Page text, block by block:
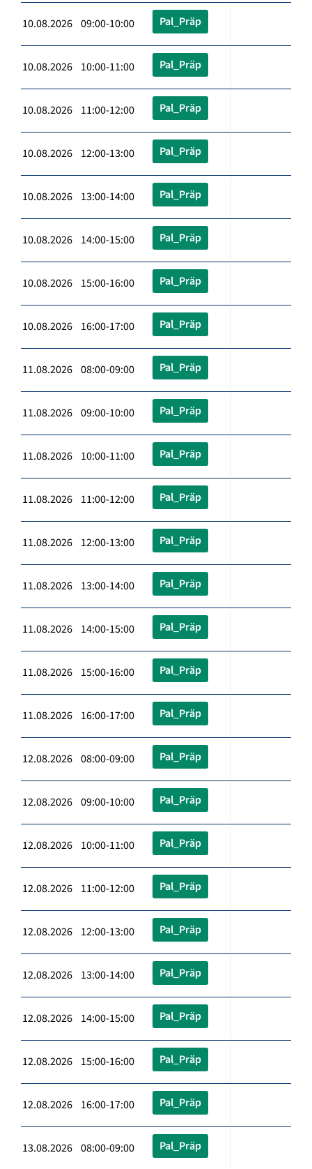
10.08.2026 09:00-10:00 Pal_Präp
10.08.2026 10:00-11:00 Pal_Präp
10.08.2026 11:00-12:00 Pal_Präp
10.08.2026 12:00-13:00 Pal_Präp
10.08.2026 13:00-14:00 Pal_Präp
10.08.2026 14:00-15:00 Pal_Präp
10.08.2026 15:00-16:00 Pal_Präp
10.08.2026 16:00-17:00 Pal_Präp
11.08.2026 08:00-09:00 Pal_Präp
11.08.2026 09:00-10:00 Pal_Präp
11.08.2026 10:00-11:00 Pal_Präp
11.08.2026 11:00-12:00 Pal_Präp
11.08.2026 12:00-13:00 Pal_Präp
11.08.2026 13:00-14:00 Pal_Präp
11.08.2026 14:00-15:00 Pal_Präp
11.08.2026 15:00-16:00 Pal_Präp
11.08.2026 16:00-17:00 Pal_Präp
12.08.2026 08:00-09:00 Pal_Präp
12.08.2026 09:00-10:00 Pal_Präp
12.08.2026 10:00-11:00 Pal_Präp
12.08.2026 11:00-12:00 Pal_Präp
12.08.2026 12:00-13:00 Pal_Präp
12.08.2026 13:00-14:00 Pal_Präp
12.08.2026 14:00-15:00 Pal_Präp
12.08.2026 15:00-16:00 Pal_Präp
12.08.2026 16:00-17:00 Pal_Präp
13.08.2026 08:00-09:00 Pal_Präp